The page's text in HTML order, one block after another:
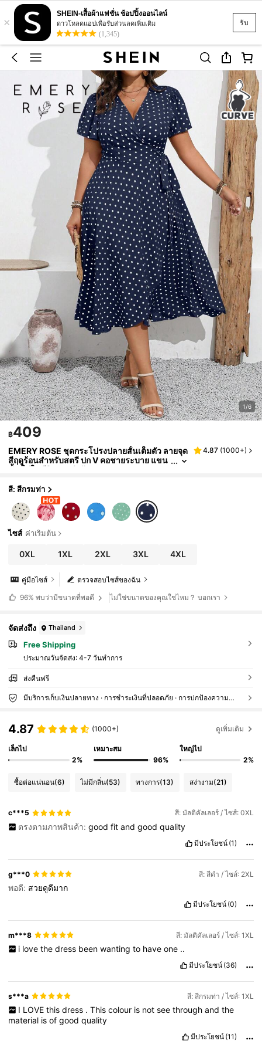
รับ
×
SHEIN-เสื้อผ้าแฟชั่น ช้อปปิ้งออนไลน์
ดาวโหลดแอปเพื่อรับส่วนลดเพิ่มเติม
(1,345)
1/6
฿409
EMERY ROSE ชุดกระโปรงปลายสั้นเต็มตัว ลายจุด
สีฤดูร้อนสำหรับสตรี ปก V คอชายระบาย แขน
สั้น ใส่ในชีวิตประจำวัน
4.87 (1000+)
สี: สีกรมท่า
ไซส์ ค่าเริ่มต้น
0XL 1XL 2XL 3XL 4XL
ตรวจสอบไซส์ของฉัน
คู่มือไซส์
96% พบว่ามีขนาดที่พอดี ไม่ใช่ขนาดของคุณใช่ไหม？ บอกเรา
จัดส่งถึง Thailand
Free Shipping
ประมาณวันจัดส่ง: 4-7 วันทำการ
ส่งคืนฟรี
มีบริการเก็บเงินปลายทาง · การชำระเงินที่ปลอดภัย · การปกป้องความเป็นส่วนตัว
4.87 (1000+) ดูเพิ่มเติม
เล็กไป
2%
เหมาะสม
96%
ใหญ่ไป
2%
ซื้อต่อแน่นอน(6) ไม่มีกลิ่น(53) ทางการ(13) สง่างาม(21)
c***5 สี: มัลติคัลเลอร์ / ไซส์: 0XL
ตรงตามภาพสินค้า: good fit and good quality
มีประโยชน์ (1)
g***0 สี: สีดำ / ไซส์: 2XL
พอดี: สวยดูดีมาก
มีประโยชน์ (0)
m***8 สี: มัลติคัลเลอร์ / ไซส์: 1XL
i love the dress been wanting to have one ..
มีประโยชน์ (36)
s***a สี: สีกรมท่า / ไซส์: 1XL
I LOVE this dress . This colour is not see through and the
material isofgoodquality
มีประโยชน์ (11)